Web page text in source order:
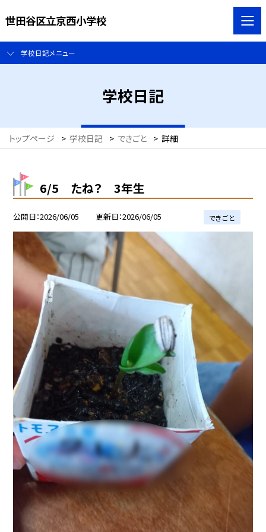
世田谷区立京西小学校
学校日記メニュー
学校日記
トップページ > 学校日記 > できごと > 詳細
6/5 たね？ 3年生
公開日 2026/06/05 更新日 2026/06/05 できごと